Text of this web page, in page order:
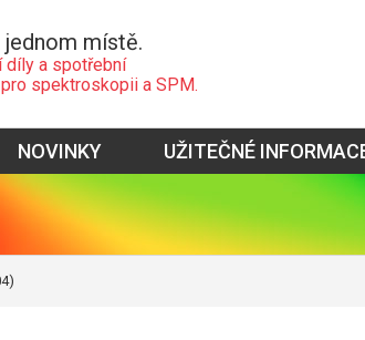
jednom místě.
díly a spotřební
spektroskopii a SPM.
NOVINKY UŽITEČNÉ